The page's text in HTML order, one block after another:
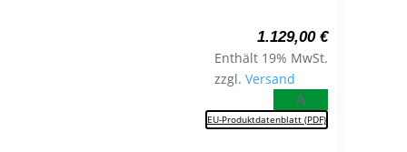
1.129,00 €
Enthält 19% MwSt.
zzgl. Versand
A
EU-Produktdatenblatt (PDF)